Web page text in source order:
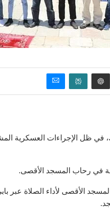
في ظل الإجراءات العسكرية
الأقصى لأداء الصلاة عبر